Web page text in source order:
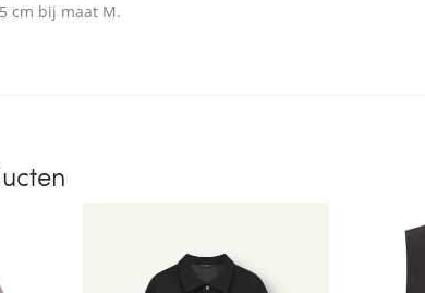
cm bij maat M.